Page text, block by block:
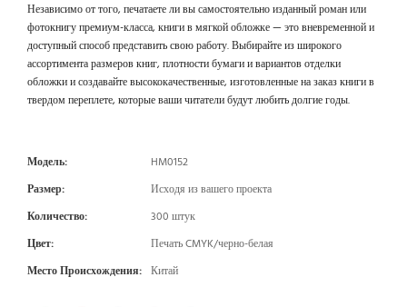
Независимо от того, печатаете ли вы самостоятельно изданный роман или
фотокнигу премиум-класса, книги в мягкой обложке — это вневременной и
доступный способ представить свою работу. Выбирайте из широкого
ассортимента размеров книг, плотности бумаги и вариантов отделки
обложки и создавайте высококачественные, изготовленные на заказ книги в
твердом переплете, которые ваши читатели будут любить долгие годы.
Модель:
HM0152
Размер:
Исходя из вашего проекта
Количество:
300 штук
Цвет:
Печать CMYK/черно-белая
Место Происхождения: Китай